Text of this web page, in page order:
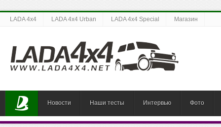
LADA 4x4 LADA 4x4 Urban LADA 4x4 Special Магазин
Новости Наши тесты Интервью Фото